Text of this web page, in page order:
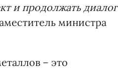
и продолжать диалог
министра
– это